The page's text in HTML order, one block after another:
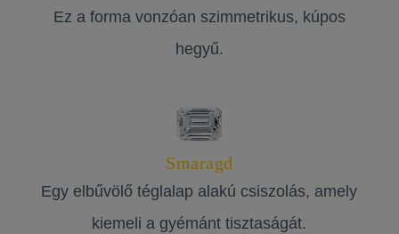
Ez a forma vonzóan szimmetrikus, kúpos
hegyű.
Smaragd
Egy elbűvölő téglalap alakú csiszolás, amely
kiemeli a gyémánt tisztaságát.